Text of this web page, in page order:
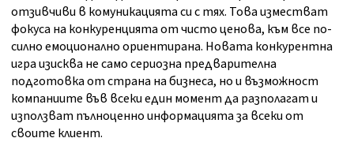
отзивчиви в комуникацията си с тях. Това изместват
фокуса на конкуренцията от чисто ценова, към все по-
силно емоционално ориентирана. Новата конкурентна
игра изисква не само сериозна предварителна
подготовка от страна на бизнеса, но и възможност
компаниите във всеки един момент да разполагат и
използват пълноценно информацията за всеки от
своите клиент.